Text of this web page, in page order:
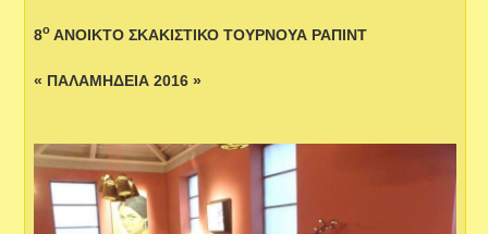
8ο ΑΝΟΙΚΤΟ ΣΚΑΚΙΣΤΙΚΟ ΤΟΥΡΝΟΥΑ ΡΑΠΙΝΤ
« ΠΑΛΑΜΗΔΕΙΑ 2016 »